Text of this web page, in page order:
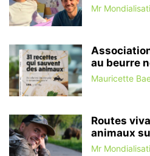
Mr
au beurre
Mauricette
Routes
animaux
Mr